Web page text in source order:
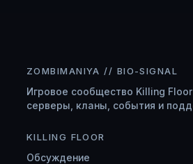
ZOMBIMANIYA // BIO-SIGNAL
Игровое сообщество Killing
серверы, кланы, события и
KILLING FLOOR
Обсуждение